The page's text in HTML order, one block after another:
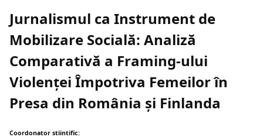
Jurnalismul ca Instrument de
Mobilizare Socială: Analiză
Comparativă a Framing-ului
Violenței Împotriva Femeilor în
Presa din România și Finlanda
Coordonator stiintific: